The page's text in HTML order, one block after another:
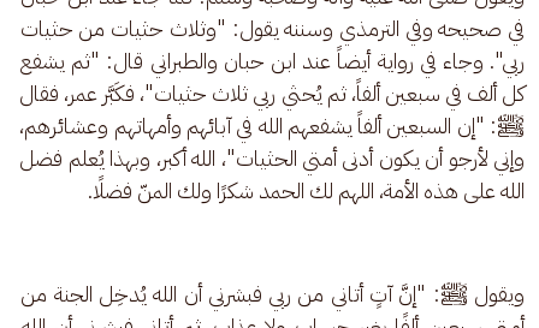
في صحيحه وفي الترمذي وسننه يقول: "وثلاث حثيات من حثيات
ربي". وجاء في رواية أيضاً عند ابن حبان والطبراني قال: "ثم يشفع
كل ألف في سبعين ألفاً، ثم يُحثي ربي ثلاث حثيات"، فكَبَّر عمر، فقال
ﷺ: "إن السبعين ألفاً يشفعهم الله في آبائهم وأمهاتهم وعشائرهم،
وإني لأرجو أن يكون أدنى أمتي الحثيات"، الله أكبر، وبهذا يُعلم فضل
الله على هذه الأمة، اللهم لك الحمد شكرًا ولك المنّ فضلًا.
ويقول ﷺ: "إنَّ آتٍ أتاني من ربي فبشرني أن الله يُدخِل الجنة من